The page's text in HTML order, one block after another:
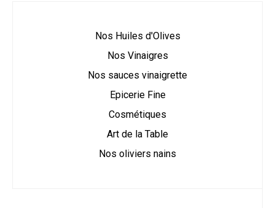
Nos Huiles d'Olives
Nos Vinaigres
Nos sauces vinaigrette
Epicerie Fine
Cosmétiques
Art de la Table
Nos oliviers nains